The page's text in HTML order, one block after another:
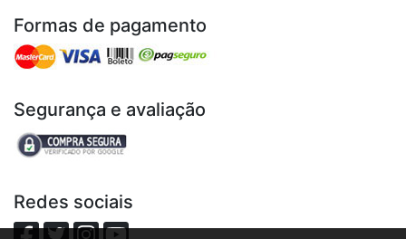
Formas de pagamento
Segurança e avaliação
Redes sociais